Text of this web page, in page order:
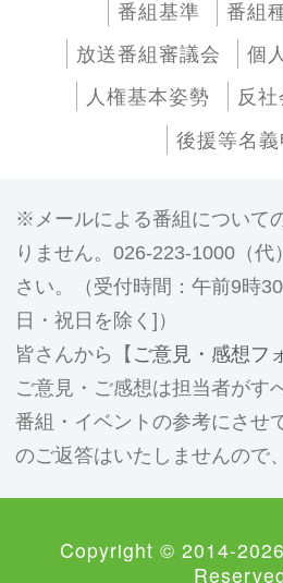
番組基準
番組
放送番組審議会
個
人権基本姿勢
反
後援等名義
メールによる番組について
りません。026-223-1000（
さい。（受付時間：午前9時
日・祝日を除く]）
皆さんから【 ご意見・感想フ
ご意見・ご感想は担当者がす
番組・イベントの参考にさせ
のご返答はいたしませんので
Copyright © 2014-